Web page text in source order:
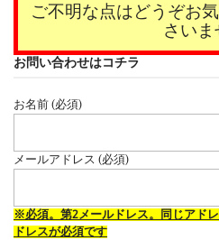
ご不明な点はどうぞお
さいま
お問い合わせはコチラ
お名前 (必須)
メールアドレス (必須)
※必須。第2メールドレス。同じアド
ドレスが必須です